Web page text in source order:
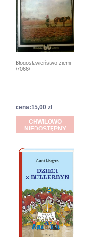
Błogosławieństwo ziemi
/7066/
cena:15,00 zł
CHWILOWO
NIEDOSTĘPNY